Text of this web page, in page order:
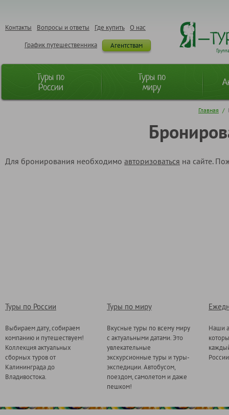
О нас
Где купить
Вопросы и ответы
Контакты
Агентствам
График путешественника
Туры по
России
Туры по
миру
Главная /
Для бронирования необходимо авторизоваться на сайте.
Туры по России
Выбираем дату, собираем
компанию и путешествуем!
Коллекция актуальных
сборных туров от
Калининграда до
Владивостока.
Туры по миру
Вкусные туры по всему миру
с актуальными датами. Это
увлекательные
экскурсионные туры и туры-
экспедиции. Автобусом,
поездом, самолетом и даже
пешком!
Наши